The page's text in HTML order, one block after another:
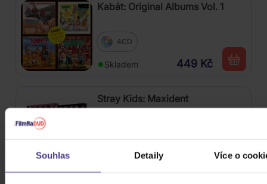
Souhlas Detaily Více o
Kabát: Original Albums Vol. 1
4CD
Skladem 449 Kč
Stray Kids: Maxident
Skladem